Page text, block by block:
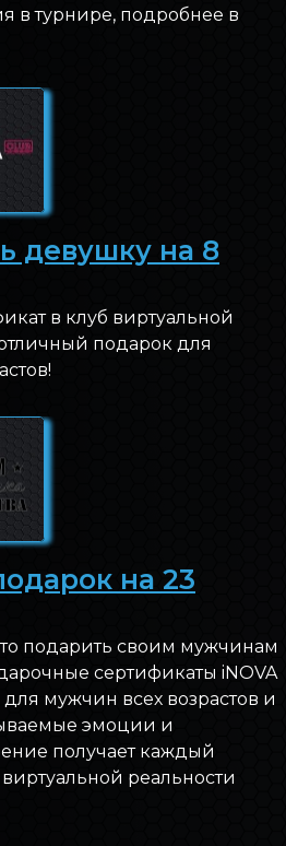
в турнире, подробнее в
девушку на 8
в клуб виртуальной
подарок для
на 23
подарить своим мужчинам
сертификаты iNOVA
мужчин всех возрастов и
эмоции и
получает каждый
реальности